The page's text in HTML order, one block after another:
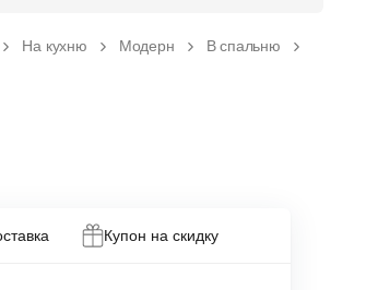
На кухню Модерн
В спальню
Купон на скидку